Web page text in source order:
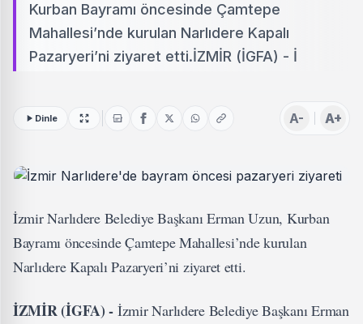
Kurban Bayramı öncesinde Çamtepe
Mahallesi’nde kurulan Narlıdere Kapalı
Pazaryeri’ni ziyaret etti.İZMİR (İGFA) - İ
Dinle A- A+
İzmir Narlıdere Belediye Başkanı Erman Uzun, Kurban
Bayramı öncesinde Çamtepe Mahallesi’nde kurulan
Narlıdere Kapalı Pazaryeri’ni ziyaret etti.
İZMİR (İGFA) - İzmir Narlıdere Belediye Başkanı Erman